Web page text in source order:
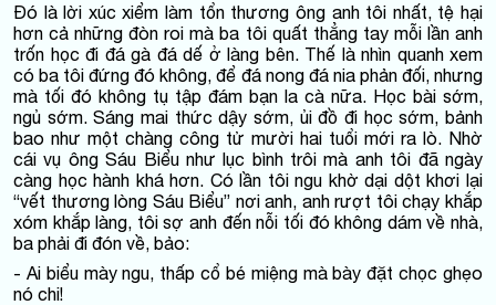
Đó là lời xúc xiểm làm tổn thương ông anh tôi nhất, tệ hại
hơn cả những đòn roi mà ba tôi quất thẳng tay mỗi lần anh
trốn học đi đá gà đá dế ở làng bên. Thế là nhìn quanh xem
có ba tôi đứng đó không, để đá nong đá nia phản đối, nhưng
mà tối đó không tụ tập đám bạn la cà nữa. Học bài sớm,
ngủ sớm. Sáng mai thức dậy sớm, ủi đồ đi học sớm, bảnh
bao như một chàng công tử mười hai tuổi mới ra lò. Nhờ
cái vụ ông Sáu Biểu như lục bình trôi mà anh tôi đã ngày
càng học hành khá hơn. Có lần tôi ngu khờ dại dột khơi lại
“vết thương lòng Sáu Biểu” nơi anh, anh rượt tôi chạy khắp
xóm khắp làng, tôi sợ anh đến nỗi tối đó không dám về nhà,
ba phải đi đón về, bảo:
- Ai biểu mày ngu, thấp cổ bé miệng mà bày đặt chọc ghẹo
nó chi!